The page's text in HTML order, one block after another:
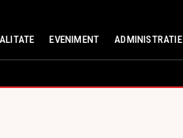
EVENIMENT ADMINISTRATIE